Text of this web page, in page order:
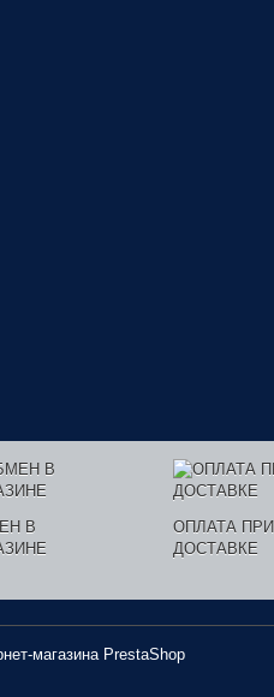
магазина PrestaShop
В
ОПЛАТА ПРИ
ДОСТАВКЕ